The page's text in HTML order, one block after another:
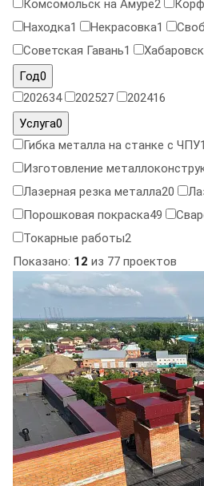
Комсомольск на Амуре2
Находка1 Некрасовка1
Советская Гавань1 Хабаровск
Год0
202634 202527 202416
Услуга0
Гибка металла на станке с ЧПУ
Изготовление
Лазерная резка металла20
Порошковая покраска49
Токарные работы2
Показано: 12 из 77 проектов